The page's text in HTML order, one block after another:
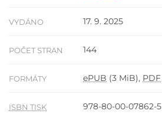
VYDÁNO 17. 9. 2025
POČET STRAN 144
FORMÁTY ePUB (3 MiB), PDF
ISBN TISK 978-80-00-07862-5